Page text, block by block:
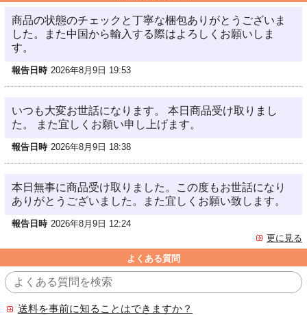
商品の状態のチェックと丁寧な梱包ありがとうございま
した。また中国から輸入する際はよろしくお願いしま
す。
報告日時 2026年8月9日 19:53
いつも大変お世話になります。 本日商品受け取りまし
た。 また宜しくお願い申し上げます。
報告日時 2026年8月9日 18:38
本日無事に商品受け取りました。この度もお世話になり
ありがとうございました。また宜しくお願い致します。
報告日時 2026年8月9日 12:24
更に見る
よくある質問
送料を事前に知ることはできますか？